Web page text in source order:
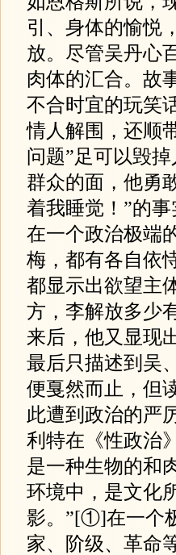
引、身体的愉悦
放。尽管吴丹心
肉体的汇合。故
不合时宜的玩笑
情人解围，还顺
问题”足可以毁
群众的面，他勇
着我睡觉！”的
在一个政治极端
梅，都有各自依
都显示出欲望主
方，李解放多少
来后，他又显现
最后只描述到吴
便戛然而止，但
此遭到政治的严
利特在《性政治
是一种生物的和
环境中，是文化
影。”[①]在一个
家、阶级、革命